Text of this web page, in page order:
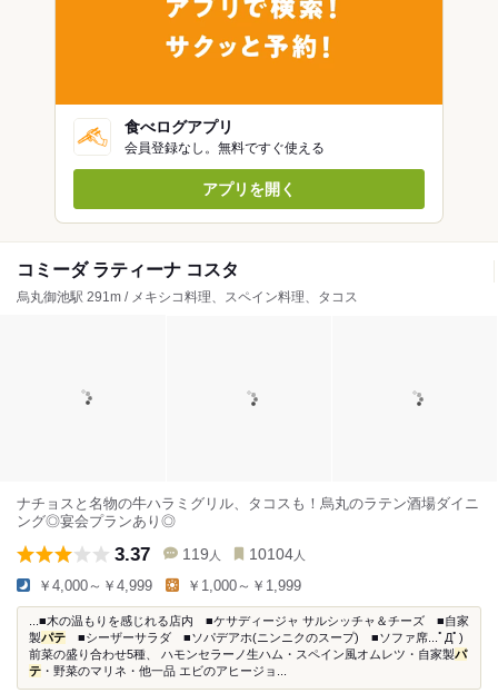
食べログアプリ
会員登録なし。無料ですぐ使える
アプリを開く
コミーダ ラティーナ コスタ
烏丸御池駅 291m / メキシコ料理、スペイン料理、タコス
ナチョスと名物の牛ハラミグリル、タコスも！烏丸のラテン酒場ダイニ
ング◎宴会プランあり◎
3.37 119 人 10104 人
￥4,000～￥4,999 ￥1,000～￥1,999
...■木の温もりを感じれる店内 ■ケサディージャ サルシッチャ＆チーズ ■自家
製パテ ■シーザーサラダ ■ソパデアホ(ニンニクのスープ) ■ソファ席...ﾟДﾟ)
前菜の盛り合わせ5種、 ハモンセラーノ生ハム・スペイン風オムレツ・自家製パ
テ ・野菜のマリネ・他一品 エビのアヒージョ...